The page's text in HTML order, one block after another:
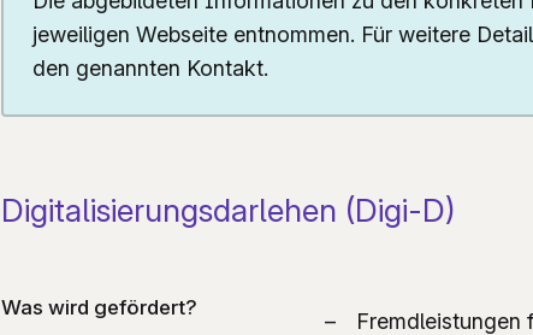
jeweiligen Webseite entnommen. Für weitere
den genannten Kontakt.
Digitalisierungsdarlehen (Digi-D)
Was wird gefördert?
Fremdleistungen